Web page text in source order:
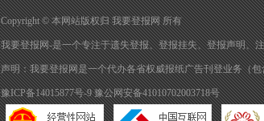
Copyright © 本网站版权归 我要登报网 所有
我要登报网-是一个专注于遗失登报、登报挂失、登报声明、
声明：我要登报网是一个代办各省权威报纸广告刊登业务（
豫ICP备14015877号-9 豫公网安备41010702003718号